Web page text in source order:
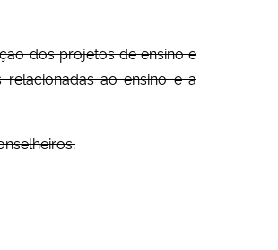
dos projetos de ensino e
ao ensino e a